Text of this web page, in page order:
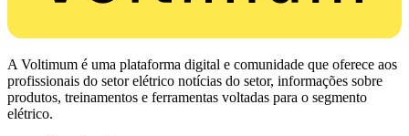
A Voltimum é uma plataforma digital e comunidade que oferece aos
profissionais do setor elétrico notícias do setor, informações sobre
produtos, treinamentos e ferramentas voltadas para o segmento
elétrico.